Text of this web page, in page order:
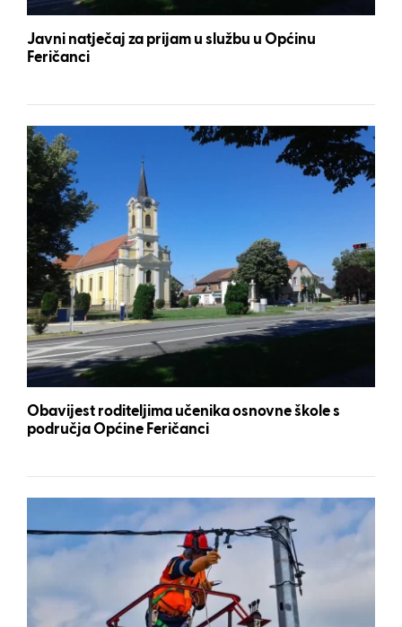
Javni natječaj za prijam u službu u Općinu
Feričanci
Obavijest roditeljima učenika osnovne škole s
područja Općine Feričanci